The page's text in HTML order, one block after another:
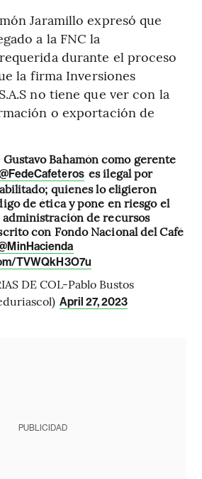
Jaramillo expresó que
a la FNC la
durante el proceso
la firma Inversiones
no tiene que ver con la
o exportación de
Bahamón como gerente
es ilegal por
quienes lo eligieron
de ética y pone en riesgo el
de recursos
con Fondo Nacional del Café
TVWQkH3O7u
DE COL-Pablo Bustos
April 27, 2023
PUBLICIDAD